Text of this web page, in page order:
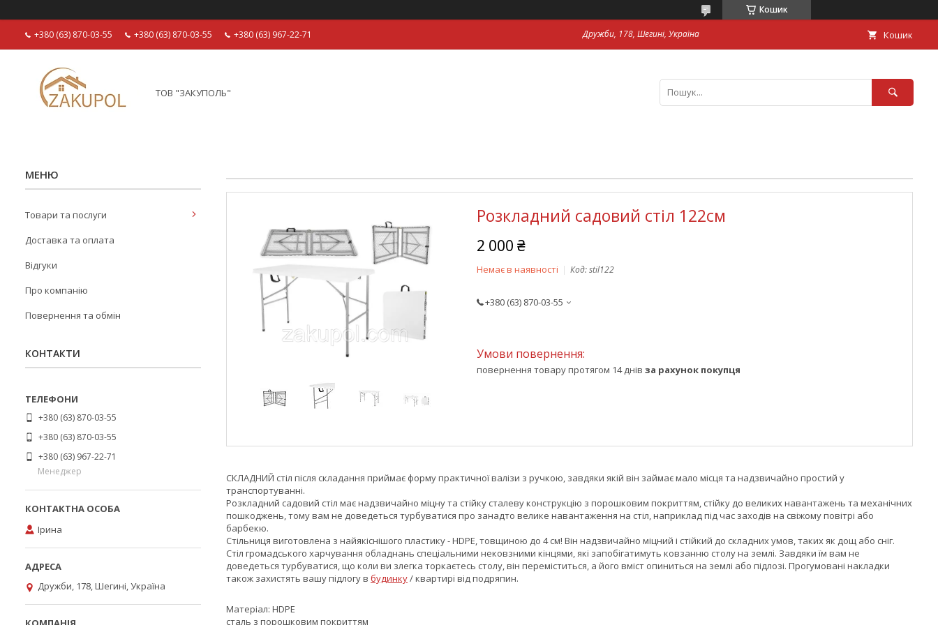
Кошик
+380 (63) 870-03-55 +380 (63) 870-03-55 +380 (63) 967-22-71 Дружби, 178, Шегині, Україна Кошик
ТОВ "ЗАКУПОЛЬ"
Розкладний садовий стіл 122см
2 000 ₴
Немає в наявності Код:stil122
+380 (63) 870-03-55
повернення товару протягом 14 днів за рахунок покупця
СКЛАДНИЙ стіл після складання приймає форму практичної валізи з ручкою, завдяки якій він займає мало місця та надзвичайно простий у
транспортуванні.
Розкладний садовий стіл має надзвичайно міцну та стійку сталеву конструкцію з порошковим покриттям, стійку до великих навантажень та механічних
пошкоджень, тому вам не доведеться турбуватися про занадто велике навантаження на стіл, наприклад під час заходів на свіжому повітрі або
барбекю.
Стільниця виготовлена з найякіснішого пластику - HDPE, товщиною до 4 см! Він надзвичайно міцний і стійкий до складних умов, таких як дощ або сніг.
Стіл громадського харчування обладнань спеціальними нековзними кінцями, які запобігатимуть ковзанню столу на землі. Завдяки їм вам не
доведеться турбуватися, що коли ви злегка торкаєтесь столу, він переміститься, а його вміст опиниться на землі або підлозі. Прогумовані накладки
також захистять вашу підлогу в будинку/ квартирі від подряпин.
Матеріал: HDPE
сталь з порошковим покриттям
Товари та послуги
Доставка та оплата
Відгуки
Про компанію
Повернення та обмін
КОНТАКТИ
+380 (63) 870-03-55
+380 (63) 870-03-55
+380 (63) 967-22-71
Менеджер
Ірина
Дружби, 178, Шегині, Україна